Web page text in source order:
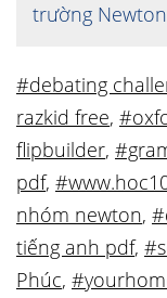
trường Newton
#debating
razkid free,
flipbuilder,
pdf,
nhóm newton,
tiếng anh pdf,
Phúc,